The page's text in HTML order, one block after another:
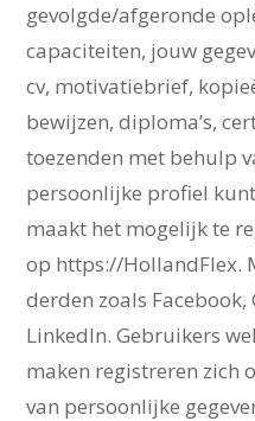
gevolgde/afgeronde
capaciteiten, jouw
cv, motivatiebrief,
bewijzen, diploma’s,
toezenden met behulp
persoonlijke profiel
maakt het mogelijk te
op https://HollandFlex.
derden zoals
LinkedIn. Gebruikers
maken registreren zich
van persoonlijke